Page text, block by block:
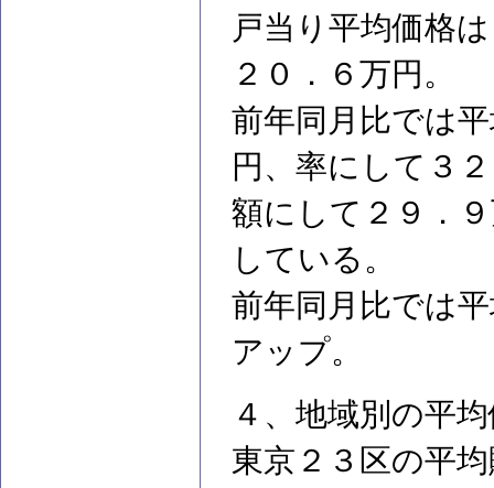
戸当り平均価格
２０．６万円。
前年同月比では
円、率にして３
額にして２９．
している。
前年同月比では
アップ。
４、地域別の平
東京２３区の平